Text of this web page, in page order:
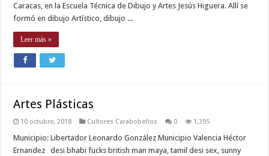
Caracas, en la Escuela Técnica de Dibujo y Artes Jesús Higuera. Allí se
formó en dibujo Artístico, dibujo ...
Leer más »
Artes Plásticas
10 octubre, 2018 Cultores Carabobeños 0 1,395
Municipio: Libertador Leonardo González Municipio Valencia Héctor
Ernandez desi bhabi fucks british man maya, tamil desi sex, sunny